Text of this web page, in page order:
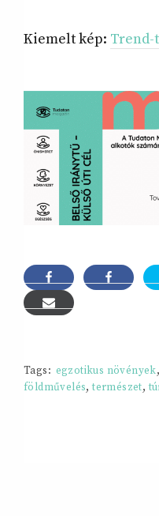
Kiemelt kép:
Tags: egzotikus növények,
földművelés,természet,